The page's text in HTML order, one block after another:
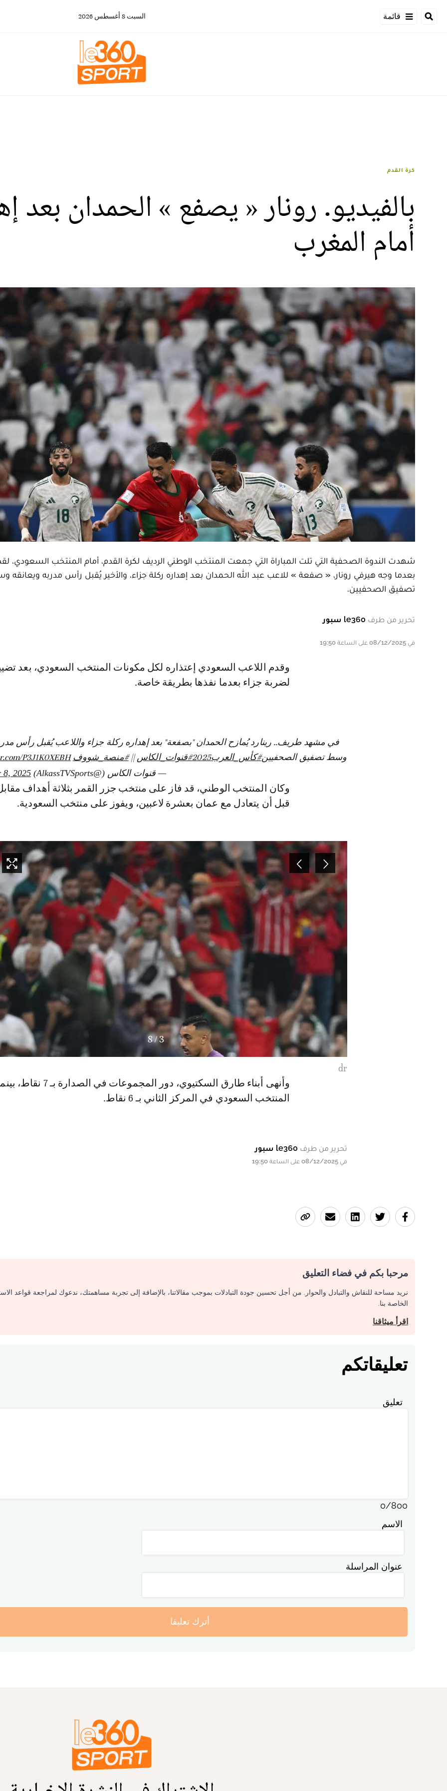
قائمة السبت 8 أغسطس 2026
كرة القدم
بالفيديو. رونار « يصفع » الحمدان بعد
أمام المغرب
شهدت الندوة الصحفية التي تلت المباراة التي جمعت المنتخب الوطني الرديف لكرة القدم، أمام المنتخب السعودي،
بعدما وجه هيرفي رونار، « صفعة » للاعب عبد الله الحمدان بعد إهداره ركلة جزاء، والأخير يُقبل رأس مدربه ويعانقه
تصفيق الصحفيين.
تحرير من طرف le360 سبور
في 08/12/2025 على الساعة 19:50
وقدم اللاعب السعودي إعتذاره لكل مكونات المنتخب السعودي، بعد تضييعه
لضربة جزاء بعدما نفذها بطريقة خاصة.
في مشهد طريف.. رينارد يُمازح الحمدان "بصفعة" بعد إهداره ركلة جزاء واللاعب يُقبل رأس
وسط تصفيق الصحفيين#كأس_العرب2025 #قنوات_الكاس||#منصة_شووف P3J1K0XEBH
— قنوات الكاس (@AlkassTVSports) 8, 2025
وكان المنتخب الوطني، قد فاز على منتخب جزر القمر بثلاثة أهداف
قبل أن يتعادل مع عمان بعشرة لاعبين، ويفوز على منتخب السعودية.
4
/
8
dr
وأنهى أبناء طارق السكتيوي، دور المجموعات في
المنتخب السعودي في المركز الثاني بـ 6 نقاط.
تحرير من طرف le360 سبور
في 08/12/2025 على الساعة 19:50
مرحبا بكم في فضاء التعليق
نريد مساحة للنقاش والتبادل والحوار. من أجل تحسين جودة التبادلات بموجب مقالاتنا، بالإضافة إلى تجربة مساهمتك، ندعوك لمراجعة قواعد
الخاصة بنا.
اقرأ ميثاقنا
تعليقاتكم
تعليق
0/800
الاسم
عنوان المراسلة
أترك تعليقا